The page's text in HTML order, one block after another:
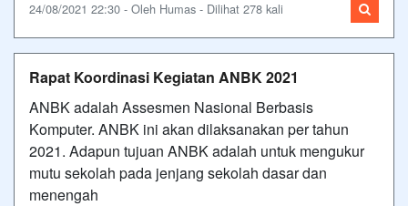
24/08/2021 22:30 - Oleh Humas - Dilihat 278 kali
Rapat Koordinasi Kegiatan ANBK 2021
ANBK adalah Assesmen Nasional Berbasis
Komputer. ANBK ini akan dilaksanakan per tahun
2021. Adapun tujuan ANBK adalah untuk mengukur
mutu sekolah pada jenjang sekolah dasar dan
menengah